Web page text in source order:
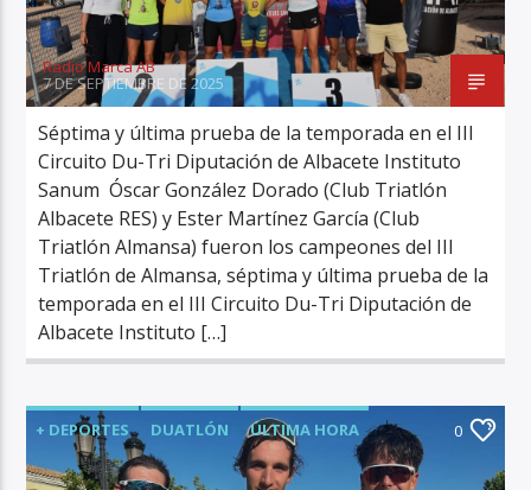
Radio Marca AB
7 DE SEPTIEMBRE DE 2025
Séptima y última prueba de la temporada en el III
Circuito Du-Tri Diputación de Albacete Instituto
Sanum Óscar González Dorado (Club Triatlón
Albacete RES) y Ester Martínez García (Club
Triatlón Almansa) fueron los campeones del III
Triatlón de Almansa, séptima y última prueba de la
temporada en el III Circuito Du-Tri Diputación de
Albacete Instituto […]
+ DEPORTES DUATLÓN ÚLTIMA HORA 0